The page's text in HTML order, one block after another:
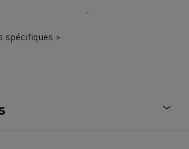
-
spécifiques >